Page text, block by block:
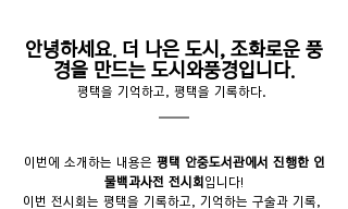
안녕하세요. 더 나은 도시, 조화로운 풍
경을 만드는 도시와풍경입니다.
평택을 기억하고, 평택을 기록하다.
이번에 소개하는 내용은 평택 안중도서관에서 진행한 인
물백과사전 전시회 입니다!
이번 전시회는 평택을 기록하고, 기억하는 구술과 기록,